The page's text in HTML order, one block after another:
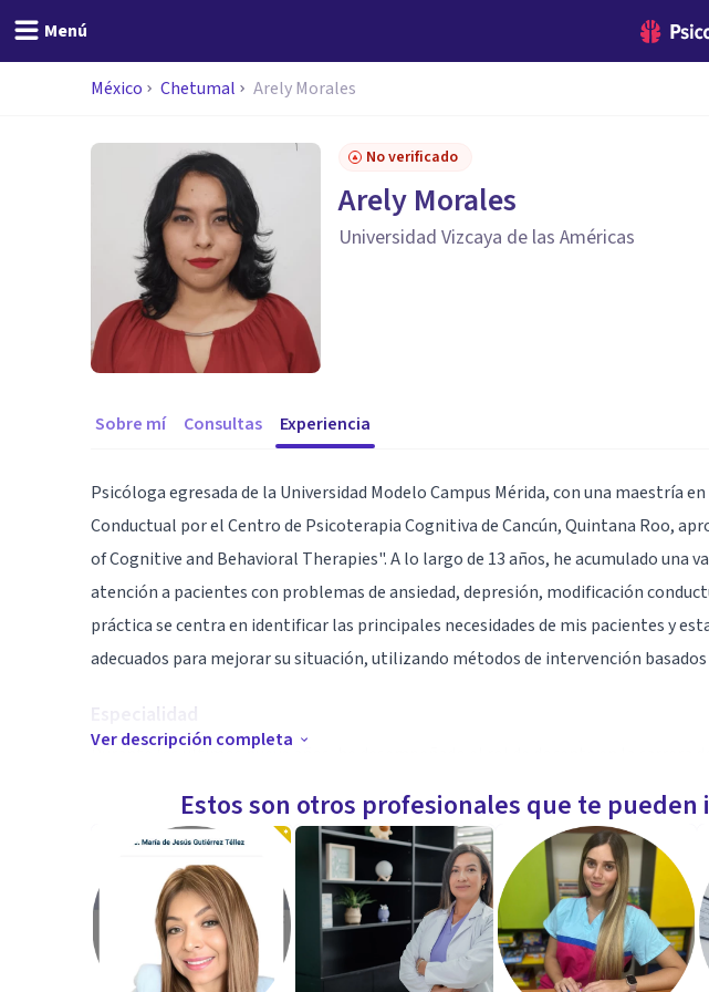
Menú
México Chetumal Arely Morales
No verificado
Arely Morales
Universidad Vizcaya de las Américas
Sobre mí Consultas Experiencia
Psicóloga egresada de la Universidad Modelo Campus Mérida, con una maestría
Conductual por el Centro de Psicoterapia Cognitiva de Cancún, Quintana Roo,
of Cognitive and Behavioral Therapies". A lo largo de 13 años, he acumulado una
atención a pacientes con problemas de ansiedad, depresión, modificación
práctica se centra en identificar las principales necesidades de mis pacientes y
adecuados para mejorar su situación, utilizando métodos de intervención basados
Especialidad
Durante los últimos nueve años, he desempeñado el rol de docente en la carrera
cercanas y significativas con diversas generaciones de estudiantes, quienes han
desempeño docente. He recibido excelentes reseñas y reconocimiento por parte
lo que respalda mi compromiso y pasión por la enseñanza.
Mi enfoque terapéutico y docente se basa en la continua actualización y
eficaces para la resolución de problemas. Considero fundamental mantenerse al
Ver descripción completa
Estos son otros profesionales que te